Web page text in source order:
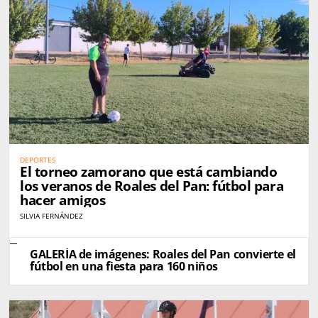
DEPORTES
El torneo zamorano que está cambiando
los veranos de Roales del Pan: fútbol para
hacer amigos
SILVIA FERNÁNDEZ
GALERÍA de imágenes: Roales del Pan convierte el
fútbol en una fiesta para 160 niños